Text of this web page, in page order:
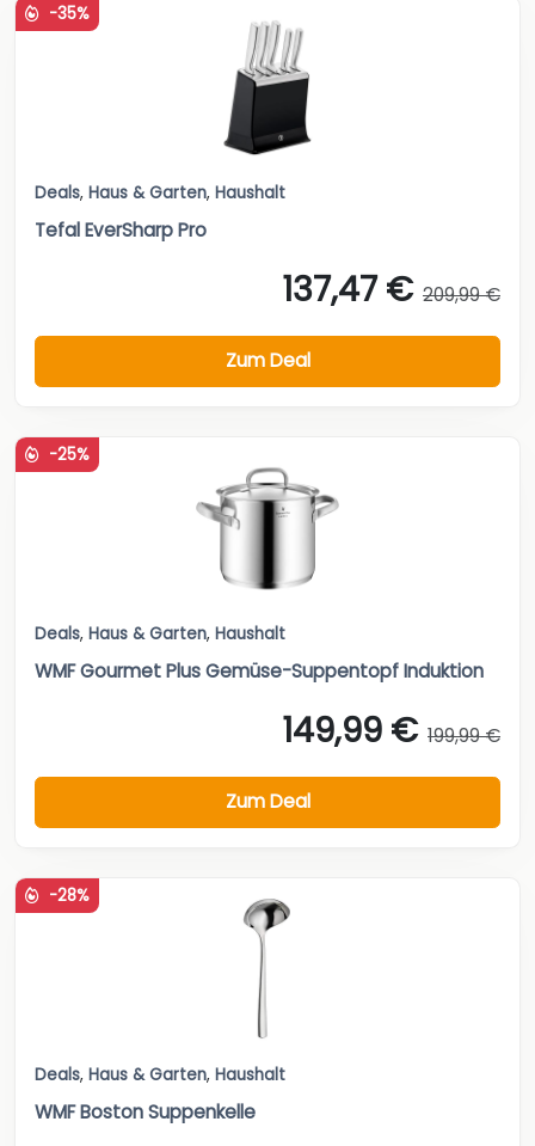
-35%
Deals, Haus & Garten, Haushalt
Tefal EverSharp Pro
137,47 € 209,99 €
Zum Deal
-25%
Deals, Haus & Garten, Haushalt
WMF Gourmet Plus Gemüse-Suppentopf Induktion
149,99 € 199,99 €
Zum Deal
-28%
Deals, Haus & Garten, Haushalt
WMF Boston Suppenkelle